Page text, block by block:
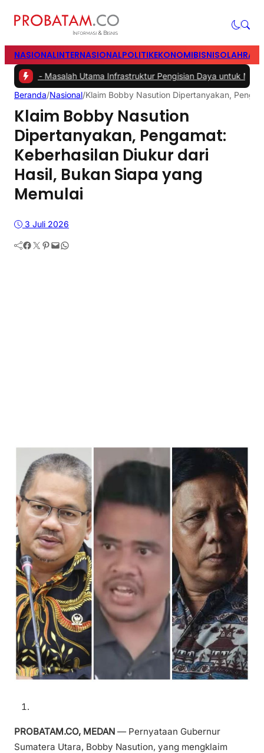
NASIONALINTERNASIONALPOLITIKEKONOMIBISNIS
Utama Infrastruktur Pengisian Daya untuk Mobil Listrik yang
Beranda/Nasional/Klaim Bobby Nasution Dipertanyakan,
Klaim Bobby Nasution
Dipertanyakan, Pengamat:
Keberhasilan Diukur dari
Hasil, Bukan Siapa yang
Memulai
3 Juli 2026
Facebook Twitter Pinterest Mail WhatsApp
PROBATAM.CO, MEDAN — Pernyataan Gubernur
Sumatera Utara, Bobby Nasution, yang mengklaim